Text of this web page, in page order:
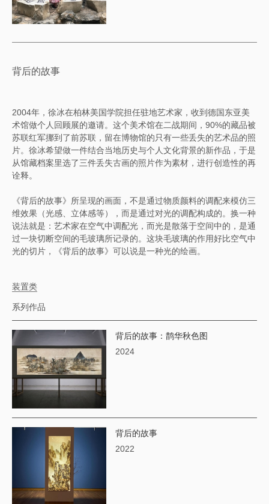
背后的故事
2004年，徐冰在柏林美国学院担任驻地艺术家，收到德国东亚美
术馆做个人回顾展的邀请。这个美术馆在二战期间，90%的藏品被
苏联红军挪到了前苏联，留在博物馆的只有一些丢失的艺术品的照
片。徐冰希望做一件结合当地历史与个人文化背景的新作品，于是
从馆藏档案里选了三件丢失古画的照片作为素材，进行创造性的再
诠释。
《背后的故事》所呈现的画面，不是通过物质颜料的调配来模仿三
维效果（光感、立体感等），而是通过对光的调配构成的。换一种
说法就是：艺术家在空气中调配光，而光是散落于空间中的，是通
过一块切断空间的毛玻璃所记录的。这块毛玻璃的作用好比空气中
光的切片，《背后的故事》可以说是一种光的绘画。
装置类
系列作品
背后的故事：鹊华秋色图
2024
背后的故事
2022